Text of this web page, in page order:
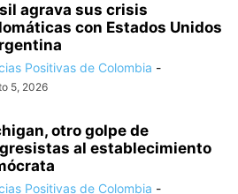
agrava sus crisis
con Estados Unidos
Positivas de Colombia -
5, 2026
otro golpe de
al establecimiento
Positivas de Colombia -